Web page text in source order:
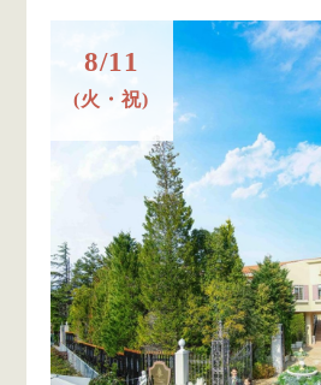
8/11
(火・祝)